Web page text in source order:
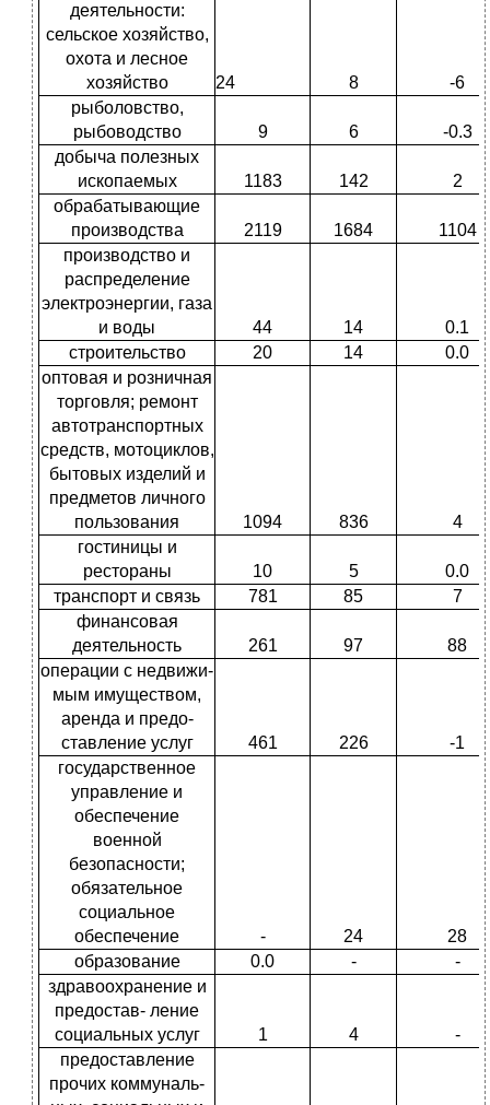
деятельности:
сельское хозяйство,
охота и лесное
хозяйство
24 8
-6
рыболовство,
рыбоводство
9 6
-0.3
добыча полезных
ископаемых
1183 142
2
обрабатывающие
производства
2119 1684
1104
производство и
распределение
электроэнергии, газа
и воды
44 14
0.1
строительство
20 14
0.0
оптовая и розничная
торговля; ремонт
автотранспортных
средств, мотоциклов,
бытовых изделий и
предметов личного
пользования
1094 836
4
гостиницы и
рестораны
10 5
0.0
транспорт и связь
781 85
7
финансовая
деятельность
261 97
88
операции с недвижи­
мым имуществом,
аренда и предо­
ставление услуг
461 226
-1
государственное
управление и
обеспечение
военной
безопасности;
обязательное
социальное
обеспечение
- 24
28
образование
0.0 -
-
здравоохранение и
предостав- ление
социальных услуг
1 4
-
предоставление
прочих коммуналь­